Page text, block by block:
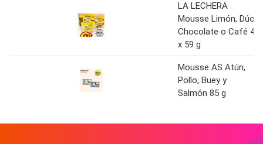
LA LECHERA
Mousse Limón, Dúo
Chocolate o Café 4
x 59 g
Mousse AS Atún,
Pollo, Buey y
Salmón 85 g